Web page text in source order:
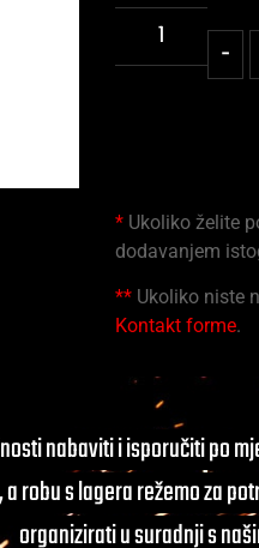
-
* Ukoliko želite
dodavanjem
** Ukoliko niste
Kontakt forme.
nabaviti i isporučiti po
robu s lagera režemo za
organizirati u suradnji s